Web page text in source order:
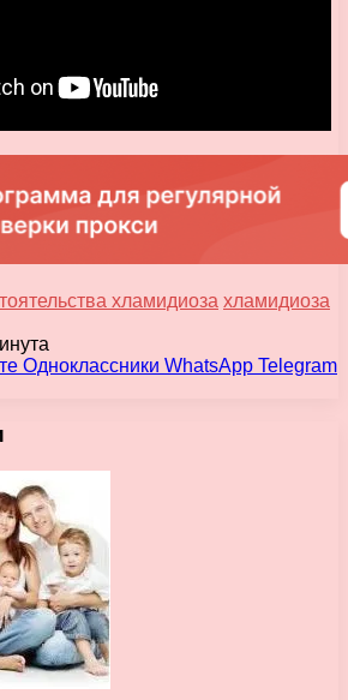
хламидиоза хламидиоза
Одноклассники WhatsApp Telegram